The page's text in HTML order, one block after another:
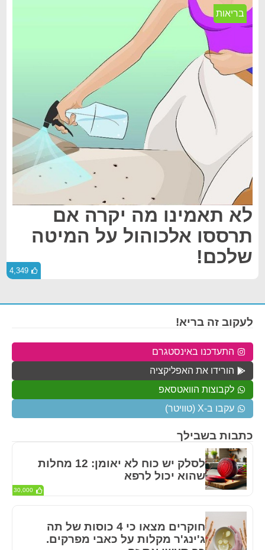
בריאות
לא תאמינו מה יקרה אם
תרססו אלכוהול על המיטה
שלכם!
4,349
כתבות בשבילך
לסלק יש כוח לא יאומן: 12 מחלות
שהוא יכול לרפא
30,000
חוקרים מצאו כי 4 כוסות של תה
ג'ינג'ר מקלות על כאבי מפרקים.
לעקוב זה בריא!
התעדכנו באינסטגרם
הורידו את האפליקציה
לקבוצות הוואטסאפ
עקבו ב-X (טוויטר)